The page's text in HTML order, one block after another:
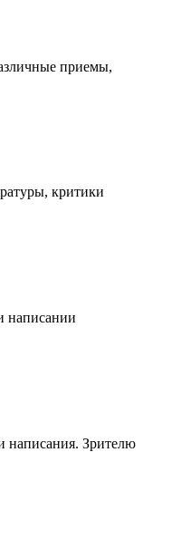
приемы,
критики
написании
написания. Зрителю